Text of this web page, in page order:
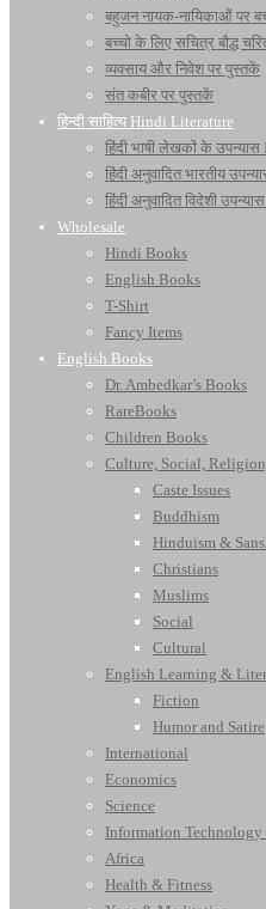
बहुजन नायक-नायिकाओं पर
बच्चो के लिए सचित्र बौद्ध
व्यवसाय और निवेश पर पुस्तकें
संत कबीर पर पुस्तकें
हिन्दी साहित्य Hindi Literature
हिंदी भाषी लेखकों के
हिंदी अनुवादित भारतीय
हिंदी अनुवादित विदेशी
Wholesale
Hindi Books
English Books
T-Shirt
Fancy Items
English Books
Dr. Ambedkar’s Books
RareBooks
Children Books
Culture, Social,
Caste Issues
Buddhism
Hinduism &
Christians
Muslims
Social
Cultural
English Learning &
Fiction
Humor and Satire
International
Economics
Science
Information Technology
Africa
Health & Fitness